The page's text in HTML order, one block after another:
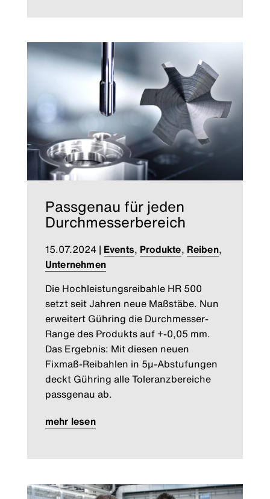
Passgenau für jeden
Durchmesserbereich
15.07.2024| Events, Produkte, Reiben,
Unternehmen
Die Hochleistungsreibahle HR 500
setzt seit Jahren neue Maßstäbe. Nun
erweitert Gühring die Durchmesser-
Range des Produkts auf +-0,05 mm.
Das Ergebnis: Mit diesen neuen
Fixmaß-Reibahlen in 5µ-Abstufungen
deckt Gühring alle Toleranzbereiche
passgenau ab.
mehr lesen